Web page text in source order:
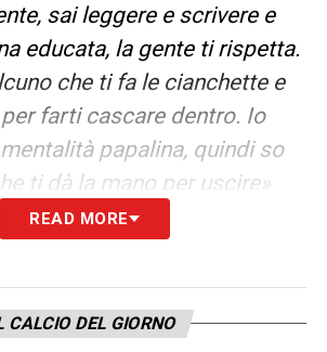
sai leggere e scrivere e
educata, la gente ti rispetta.
che ti fa le cianchette e
farti cascare dentro. Io
papalina, quindi so
ti dà la mano per uscire»
SU
NOSTRE TOP NEWS
READ MORE
CALCIO DEL GIORNO